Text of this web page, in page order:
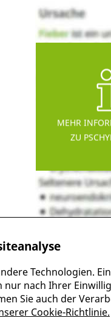
MEHR
ZU
Technologien.
nach Ihrer
Sie auch der
Cookie-Richtlinie.